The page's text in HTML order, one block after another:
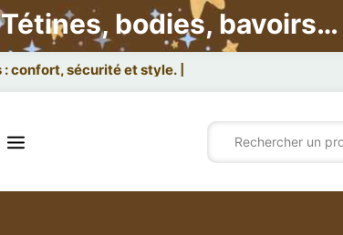
Tétines, bodies, bavoirs…